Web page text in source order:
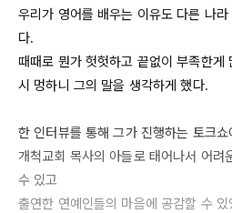
우리가 영어를 배우는 이유도 다른 나
다.
때때로 뭔가 헛헛하고 끝없이 부족한게
시 멍하니 그의 말을 생각하게 했다.
한 인터뷰를 통해 그가 진행하는 토크
개척교회 목사의 아들로 태어나서 어려
수 있고
출연한 연예인들의 마음에 공감할 수 있